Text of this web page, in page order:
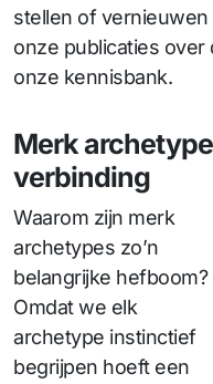
stellen of
onze publicaties
onze kennisbank.
Merk
verbinding
Waarom zijn merk
archetypes zo’n
belangrijke hefboom?
Omdat we elk
archetype instinctief
begrijpen hoeft een